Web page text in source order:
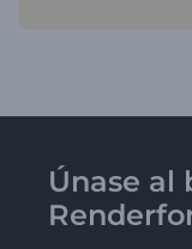
Únase al